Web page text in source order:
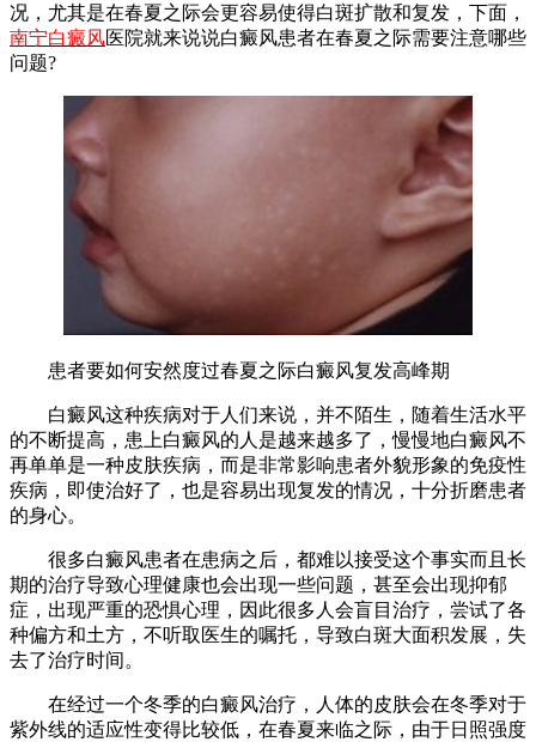
况，尤其是在春夏之际会更容易使得白斑扩散和复发，下面，
南宁白癜风医院就来说说白癜风患者在春夏之际需要注意哪些
问题?
患者要如何安然度过春夏之际白癜风复发高峰期
白癜风这种疾病对于人们来说，并不陌生，随着生活水平
的不断提高，患上白癜风的人是越来越多了，慢慢地白癜风不
再单单是一种皮肤疾病，而是非常影响患者外貌形象的免疫性
疾病，即使治好了，也是容易出现复发的情况，十分折磨患者
的身心。
很多白癜风患者在患病之后，都难以接受这个事实而且长
期的治疗导致心理健康也会出现一些问题，甚至会出现抑郁
症，出现严重的恐惧心理，因此很多人会盲目治疗，尝试了各
种偏方和土方，不听取医生的嘱托，导致白斑大面积发展，失
去了治疗时间。
在经过一个冬季的白癜风治疗，人体的皮肤会在冬季对于
紫外线的适应性变得比较低，在春夏来临之际，由于日照强度